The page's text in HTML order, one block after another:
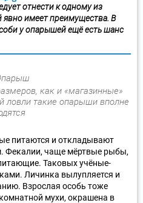
отнести к одному из
явно имеет преимущества. В
у опарышей ещё есть шанс
как и «магазинные»
ловли такие опарыши вполне
питаются и откладывают
Фекалии, чаще мёртвые рыбы,
Таковых учёные-
Личинка вылупляется и
Взрослая особь тоже
мухи, окрашена в